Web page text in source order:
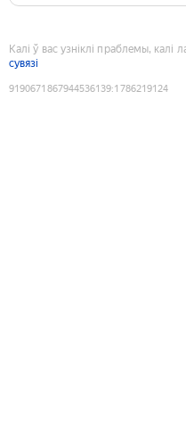
Калі ў вас узніклі праблемы, калі
сувязі
9190671867944536139:1786219124